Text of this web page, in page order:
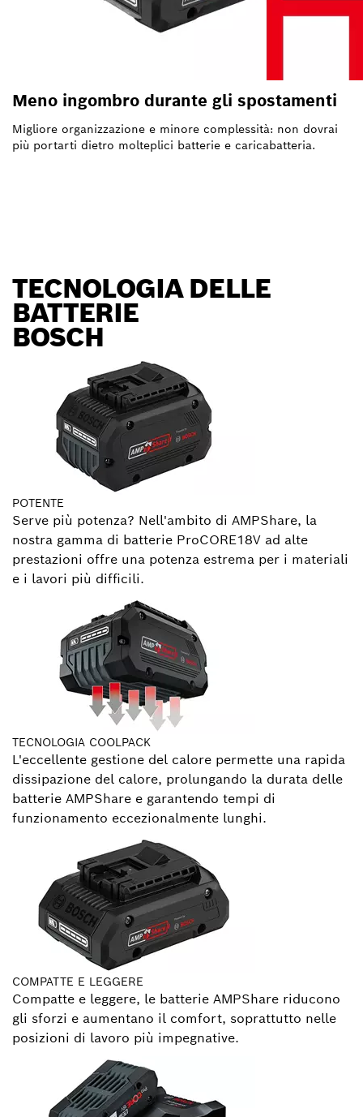
Meno ingombro durante gli spostamenti
Migliore organizzazione e minore complessità: non dovrai
più portarti dietro molteplici batterie e caricabatteria.
TECNOLOGIA DELLE
BATTERIE
BOSCH
POTENTE
Serve più potenza? Nell'ambito di AMPShare, la
nostra gamma di batterie ProCORE18V ad alte
prestazioni offre una potenza estrema per i materiali
e i lavori più difficili.
TECNOLOGIA COOLPACK
L'eccellente gestione del calore permette una rapida
dissipazione del calore, prolungando la durata delle
batterie AMPShare e garantendo tempi di
funzionamento eccezionalmente lunghi.
COMPATTE E LEGGERE
Compatte e leggere, le batterie AMPShare riducono
gli sforzi e aumentano il comfort, soprattutto nelle
posizioni di lavoro più impegnative.